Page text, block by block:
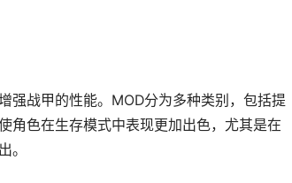
强战甲的性能。MOD分为多种类别，包括提
角色在生存模式中表现更加出色，尤其是在
。